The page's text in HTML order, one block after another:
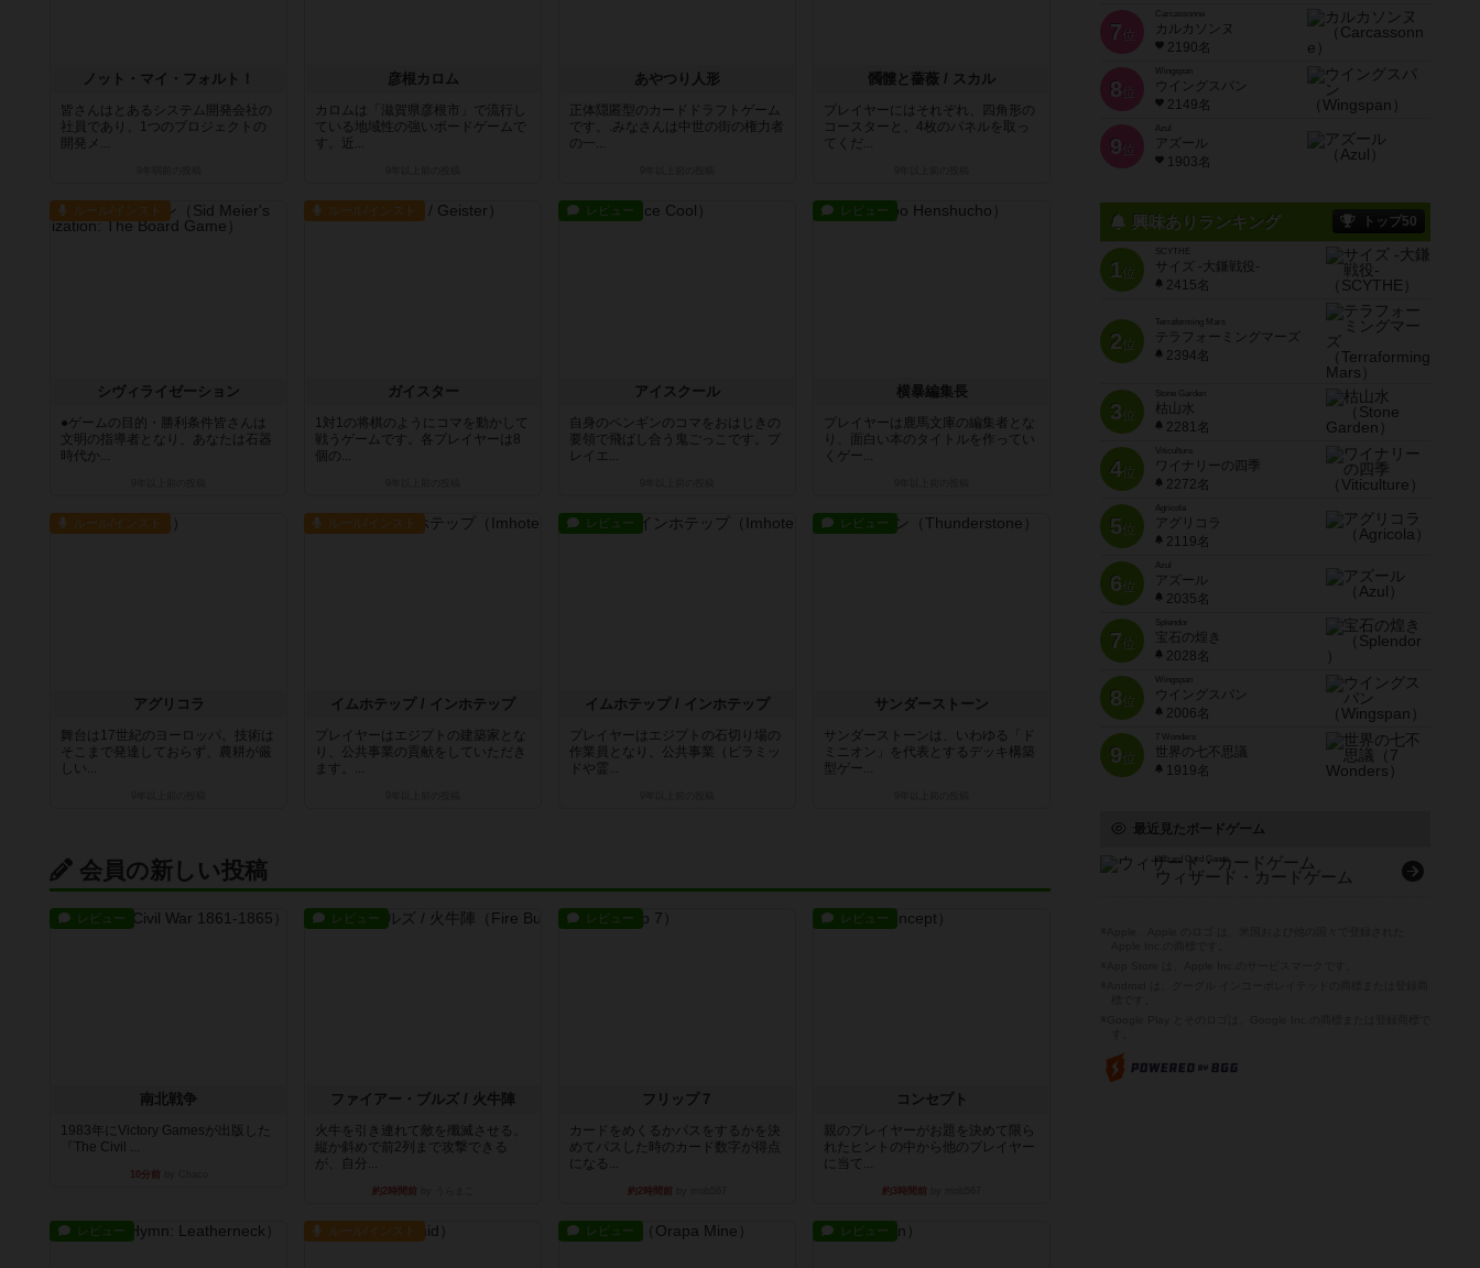
ノット・マイ・フォルト！
皆さんはとあるシステム開発会社の
社員であり、1つのプロジェクトの
開発メ...
彦根カロム
カロムは「滋賀県彦根市」で流行し
ている地域性の強いボードゲームで
す。近...
あやつり人形
正体隠匿型のカードドラフトゲーム
です。.みなさんは中世の街の権力者
の一...
髑髏と薔薇 / スカル
プレイヤーにはそれぞれ、四角形の
コースターと、4枚のパネルを取っ
てくだ...
ルール/インスト
シヴィライゼーション
●ゲームの目的・勝利条件皆さんは
文明の指導者となり、あなたは石器
時代か...
ルール/インスト
ガイスター
1対1の将棋のようにコマを動かして
戦うゲームです。各プレイヤーは8
個の...
レビュー
アイスクール
自身のペンギンのコマをおはじきの
要領で飛ばし合う鬼ごっこです。プ
レイエ...
レビュー
横暴編集長
プレイヤーは鹿馬文庫の編集者とな
り、面白い本のタイトルを作ってい
くゲー...
ルール/インスト
アグリコラ
舞台は17世紀のヨーロッパ。技術は
そこまで発達しておらず、農耕が厳
しい...
ルール/インスト
イムホテップ / インホテップ
プレイヤーはエジプトの建築家とな
り、公共事業の貢献をしていただき
ます。...
レビュー
イムホテップ / インホテップ
プレイヤーはエジプトの石切り場の
作業員となり、公共事業（ピラミッ
ドや霊...
レビュー
サンダーストーン
サンダーストーンは、いわゆる「ド
ミニオン」を代表とするデッキ構築
型ゲー...
会員の新しい投稿
レビュー
南北戦争
1983年にVictory Gamesが出版した
『The Civil ...
10分前
レビュー
ファイアー・ブルズ / 火牛陣
火牛を引き連れて敵を殲滅させる。
縦か斜めで前2列まで攻撃できる
が、自分...
約2時間前
レビュー
フリップ７
カードをめくるかパスをするかを決
めてパスした時のカード数字が得点
になる...
約2時間前
レビュー
コンセプト
親のプレイヤーがお題を決めて限ら
れたヒントの中から他のプレイヤー
に当て...
約3時間前
レビュー ルール/インスト レビュー レビュー
7 位
Carcassonne
カルカソンヌ
2190名
8 位
Wingspan
ウイングスパン
2149名
9 位
Azul
アズール
1903名
興味ありランキング トップ50
1位
SCYTHE
サイズ -大鎌戦役-
2415名
2位
Terraforming Mars
テラフォーミングマーズ
2394名
3位
Stone Garden
枯山水
2281名
4位
Viticulture
ワイナリーの四季
2272名
5位
Agricola
アグリコラ
2119名
6位
Azul
アズール
2035名
7位
宝石の煌き
2028名
8位
Wingspan
ウイングスパン
2006名
9位
7 Wonders
世界の七不思議
1919名
最近見たボードゲーム
Wizard Card Game
ウィザード・カードゲーム